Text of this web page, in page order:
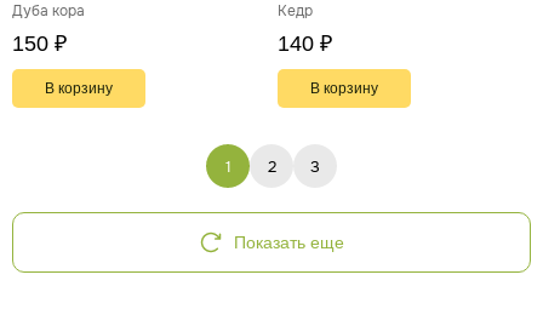
Дуба кора
150 ₽
В корзину
Кедр
140 ₽
В корзину
1 2 3
Показать еще